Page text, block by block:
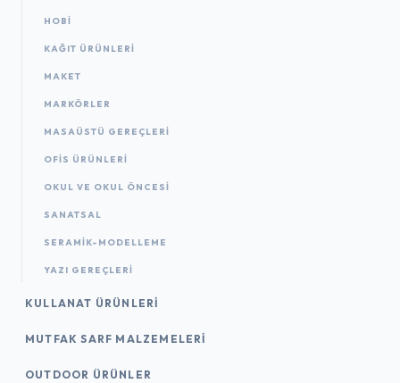
HOBİ
KAĞIT ÜRÜNLERI
MAKET
MARKÖRLER
MASAÜSTÜ GEREÇLERI
OFIS ÜRÜNLERI
OKUL VE OKUL ÖNCESİ
SANATSAL
SERAMİK-MODELLEME
YAZI GEREÇLERI
KULLANAT ÜRÜNLERI
MUTFAK SARF MALZEMELERI
OUTDOOR ÜRÜNLER